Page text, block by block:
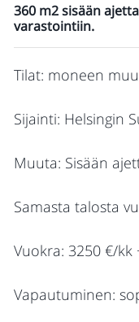
360 m2 sisään
varastointiin.
Tilat: moneen
Sijainti: Helsingin
Muuta: Sisään
Samasta talosta
Vuokra: 3250 €/kk
Vapautuminen: